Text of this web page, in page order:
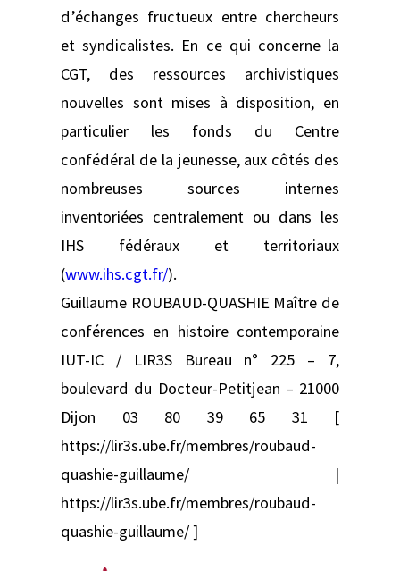
d’échanges fructueux entre chercheurs
et syndicalistes. En ce qui concerne la
CGT, des ressources archivistiques
nouvelles sont mises à disposition, en
particulier les fonds du Centre
confédéral de la jeunesse, aux côtés des
nombreuses sources internes
inventoriées centralement ou dans les
IHS fédéraux et territoriaux
(www.ihs.cgt.fr/).
Guillaume ROUBAUD-QUASHIE Maître de
conférences en histoire contemporaine
IUT-IC / LIR3S Bureau n° 225 – 7,
boulevard du Docteur-Petitjean – 21000
Dijon 03 80 39 65 31 [
https://lir3s.ube.fr/membres/roubaud-
quashie-guillaume/ |
https://lir3s.ube.fr/membres/roubaud-
quashie-guillaume/ ]